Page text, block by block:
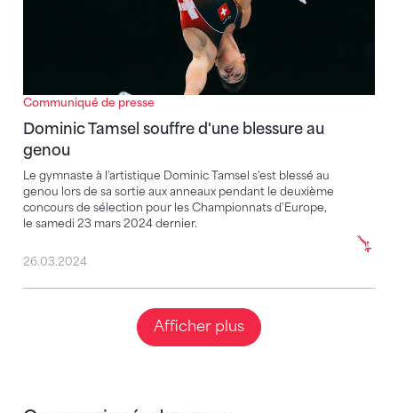
Communiqué de presse
Dominic Tamsel souffre d'une blessure au
genou
Le gymnaste à l'artistique Dominic Tamsel s'est blessé au
genou lors de sa sortie aux anneaux pendant le deuxième
concours de sélection pour les Championnats d'Europe,
le samedi 23 mars 2024 dernier.
26.03.2024
Afficher plus